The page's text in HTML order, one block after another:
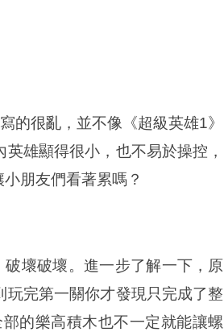
很亂，並不像《超級英雄1》
雄顯得很小，也不易於操控，
朋友們看著累嗎？
壞破壞。進一步了解一下，原
完第一關你才發現只完成了整
的樂高積木也不一定就能讓螺